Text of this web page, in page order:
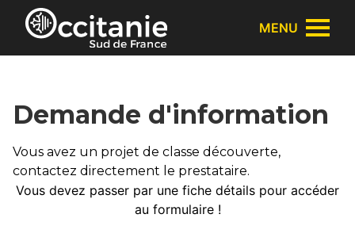
Panneau de gestion des cookies
MENU
Demande d'information
Vous avez un projet de classe découverte,
contactez directement le prestataire.
Vous devez passer par une fiche détails pour accéder
au formulaire !